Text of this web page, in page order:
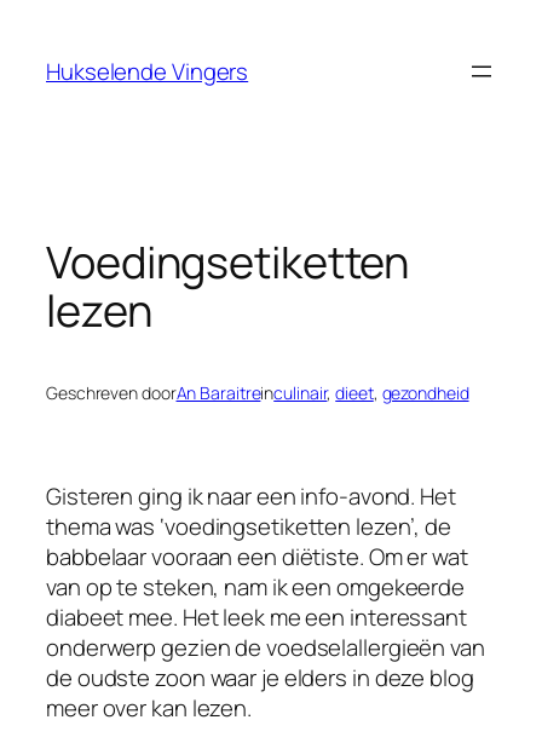
Hukselende Vingers
Voedingsetiketten
lezen
Geschreven doorAn Baraitreinculinair, dieet, gezondheid
Gisteren ging ik naar een info-avond. Het
thema was ‘voedingsetiketten lezen’, de
babbelaar vooraan een diëtiste. Om er wat
van op te steken, nam ik een omgekeerde
diabeet mee. Het leek me een interessant
onderwerp gezien de voedselallergieën van
de oudste zoon waar je elders in deze blog
meer over kan lezen.